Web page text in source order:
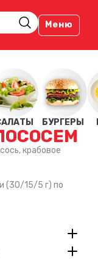
Меню
БУРГЕРЫ
крабовое
(30/15/5 г) по